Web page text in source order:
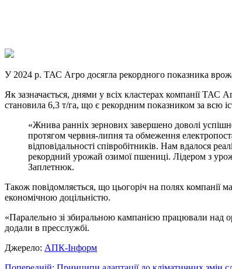
Link
Print
У 2024 р. ТАС Агро досягла рекордного показника
Як зазначається, днями у всіх кластерах компанії ТАС
становила 6,3 т/га, що є рекордним показником за всю
«Жнива ранніх зернових завершено доволі
протягом червня-липня та обмеження
відповідальності співробітників. Нам вдалося
рекордний урожай озимої пшениці. Лідером з
Заплетнюк.
Також повідомляється, що цьогоріч на полях компанії
економічною доцільністю.
«Паралельно зі збиральною кампанією працювали над
додали в пресслужбі.
Джерело: АПК-Інформ